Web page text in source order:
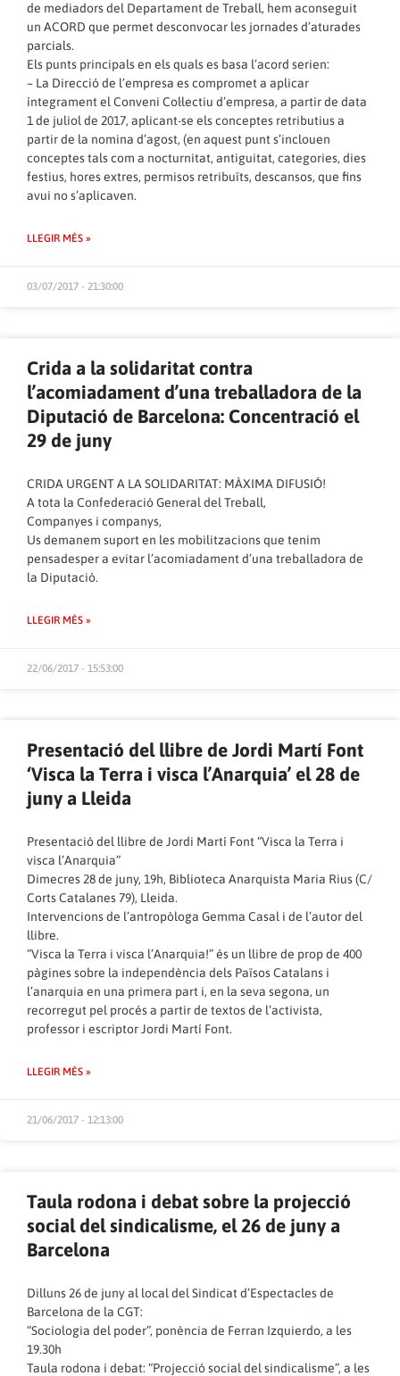
de mediadors del Departament de Treball, hem aconseguit
un ACORD que permet desconvocar les jornades d’aturades
parcials.
Els punts principals en els quals es basa l’acord serien:
– La Direcció de l’empresa es compromet a aplicar
íntegrament el Conveni Col·lectiu d’empresa, a partir de data
1 de juliol de 2017, aplicant-se els conceptes retributius a
partir de la nomina d’agost, (en aquest punt s’inclouen
conceptes tals com a nocturnitat, antiguitat, categories, dies
festius, hores extres, permisos retribuïts, descansos, que fins
avui no s’aplicaven.
LLEGIR MÉS »
03/07/2017 - 21:30:00
Crida a la solidaritat contra
l’acomiadament d’una treballadora de la
Diputació de Barcelona: Concentració el
29 de juny
CRIDA URGENT A LA SOLIDARITAT: MÀXIMA DIFUSIÓ!
A tota la Confederació General del Treball,
Companyes i companys,
Us demanem suport en les mobilitzacions que tenim
pensadesper a evitar l’acomiadament d’una treballadora de
la Diputació.
LLEGIR MÉS »
22/06/2017 - 15:53:00
Presentació del llibre de Jordi Martí Font
‘Visca la Terra i visca l’Anarquia’ el 28 de
juny a Lleida
Presentació del llibre de Jordi Martí Font “Visca la Terra i
visca l’Anarquia”
Dimecres 28 de juny, 19h, Biblioteca Anarquista Maria Rius (C/
Corts Catalanes 79), Lleida.
Intervencions de l’antropòloga Gemma Casal i de l’autor del
llibre.
“Visca la Terra i visca l’Anarquia!” és un llibre de prop de 400
pàgines sobre la independència dels Països Catalans i
l’anarquia en una primera part i, en la seva segona, un
recorregut pel procés a partir de textos de l’activista,
professor i escriptor Jordi Martí Font.
LLEGIR MÉS »
21/06/2017 - 12:13:00
Taula rodona i debat sobre la projecció
social del sindicalisme, el 26 de juny a
Barcelona
Dilluns 26 de juny al local del Sindicat d’Espectacles de
Barcelona de la CGT:
“Sociologia del poder”, ponència de Ferran Izquierdo, a les
19.30h
Taula rodona i debat: “Projecció social del sindicalisme”, a les